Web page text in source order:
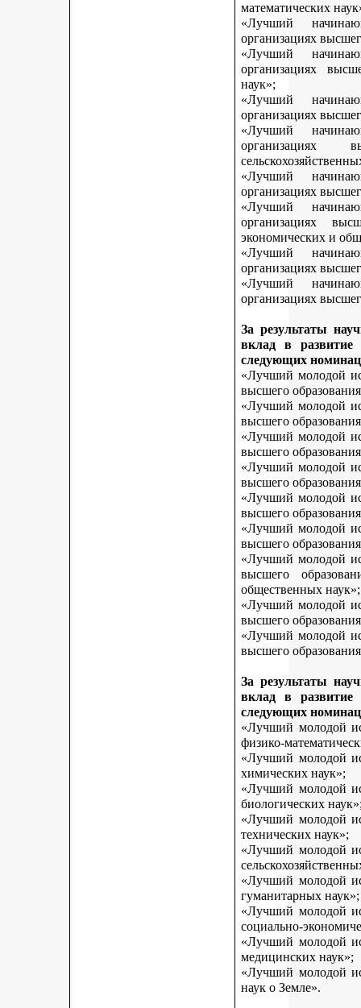
математических
«Лучший
организациях
«Лучший
организациях
наук»;
«Лучший
организациях
«Лучший
организациях
«Лучший
организациях
«Лучший
организациях
экономических и
«Лучший
организациях
«Лучший
организациях
За результаты
вклад в развитие
следующих
«Лучший молодой
высшего
«Лучший молодой
высшего
«Лучший молодой
высшего
«Лучший молодой
высшего
«Лучший молодой
высшего
«Лучший молодой
высшего
«Лучший молодой
высшего
общественных наук»;
«Лучший молодой
высшего
«Лучший молодой
высшего
За результаты
вклад в развитие
следующих
«Лучший молодой
физико-
«Лучший молодой
химических наук»;
«Лучший молодой
биологических
«Лучший молодой
технических наук»;
«Лучший молодой
«Лучший молодой
гуманитарных наук»;
«Лучший молодой
социально-
«Лучший молодой
медицинских наук»;
«Лучший молодой
наук о Земле».